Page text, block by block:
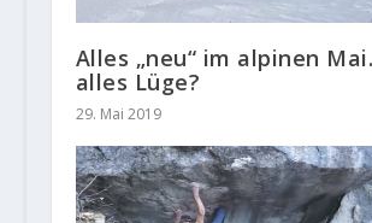
Alles „neu“ im alpinen
alles Lüge?
29. Mai 2019